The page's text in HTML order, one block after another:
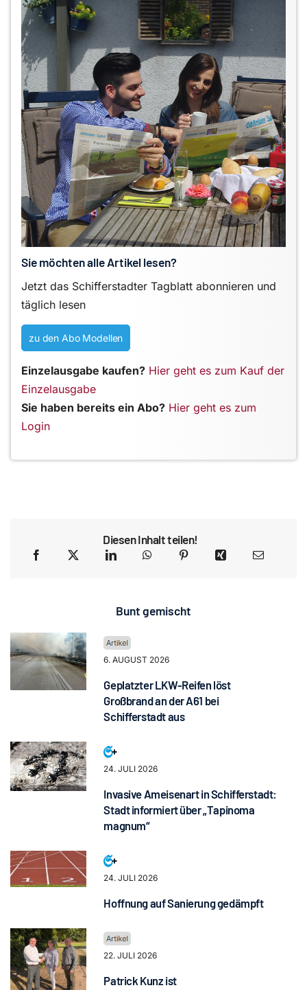
Sie möchten alle Artikel lesen?
Jetzt das Schifferstadter Tagblatt abonnieren und
täglich lesen
zu den Abo Modellen
Einzelausgabe kaufen? Hier geht es zum Kauf der
Einzelausgabe
Sie haben bereits ein Abo? Hier geht es zum
Login
Diesen Inhalt teilen!
Bunt gemischt
6. AUGUST 2026
Geplatzter LKW-Reifen löst
Großbrand an der A61 bei
Schifferstadt aus
24. JULI 2026
Invasive Ameisenart in Schifferstadt:
Stadt informiert über „Tapinoma
magnum“
24. JULI 2026
Hoffnung auf Sanierung gedämpft
22. JULI 2026
Patrick Kunz ist